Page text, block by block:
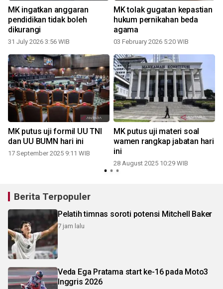
MK ingatkan anggaran
pendidikan tidak boleh
dikurangi
31 July 2026 3:56 WIB
MK tolak gugatan kepastian
hukum pernikahan beda
agama
03 February 2026 5:20 WIB
MK putus uji formil UU TNI
dan UU BUMN hari ini
17 September 2025 9:11 WIB
MK putus uji materi soal
wamen rangkap jabatan hari
ini
28 August 2025 10:29 WIB
Berita Terpopuler
Pelatih timnas soroti potensi Mitchell Baker
7 jam lalu
Veda Ega Pratama start ke-16 pada Moto3
Inggris 2026